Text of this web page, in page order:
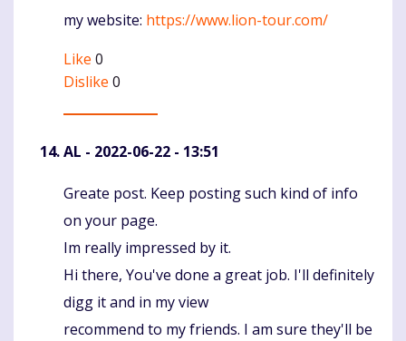
my website: https://www.lion-tour.com/
Like 0
Dislike 0
AL - 2022-06-22 - 13:51
Komentaras
Greate post. Keep posting such kind of info
on your page.
Im really impressed by it.
Hi there, You've done a great job. I'll definitely
digg it and in my view
recommend to my friends. I am sure they'll be